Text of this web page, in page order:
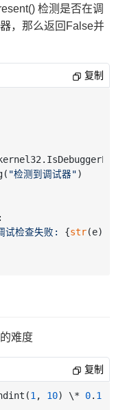
检测是否在调
，那么返回False并
复制
"检测到调试器")
试检查失败: {str(e)}
难度
复制
1, 10) \* 0. 1